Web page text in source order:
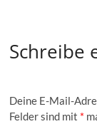
Schreibe
Deine E-Mail-
Felder sind mit *